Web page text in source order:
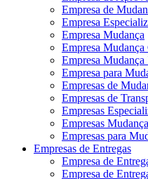
Empresa de
Empresa
Empresa Mudança
Empresa
Empresa Mudança
Empresa para
Empresas de
Empresas de
Empresas
Empresas
Empresas para
Empresas de Entregas
Empresa de
Empresa de